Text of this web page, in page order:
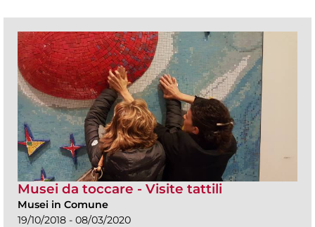
Musei da toccare - Visite tattili
Musei in Comune
19/10/2018 - 08/03/2020